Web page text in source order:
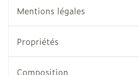
Mentions légales
Propriétés
Composition